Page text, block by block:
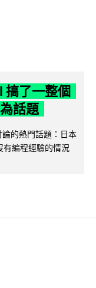
搞了一整個
話題
的熱門話題：日本
有編程經驗的情況